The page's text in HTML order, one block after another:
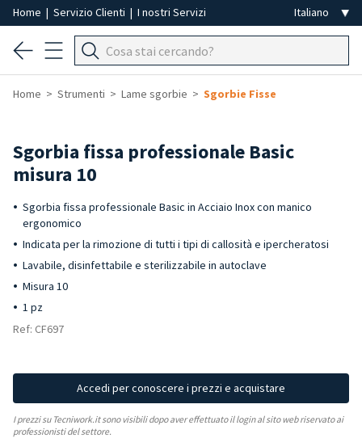
Home | Servizio Clienti | I nostri Servizi
Home Strumenti Lame sgorbie Sgorbie Fisse
Sgorbia fissa professionale Basic
misura 10
Sgorbia fissa professionale Basic in Acciaio Inox con manico
ergonomico
Indicata per la rimozione di tutti i tipi di callosità e ipercheratosi
Lavabile, disinfettabile e sterilizzabile in autoclave
Misura 10
1 pz
Ref: CF697
Accedi per conoscere i prezzi e acquistare
I prezzi su Tecniwork.it sono visibili dopo aver effettuato il login al sito web riservato ai
professionisti del settore.